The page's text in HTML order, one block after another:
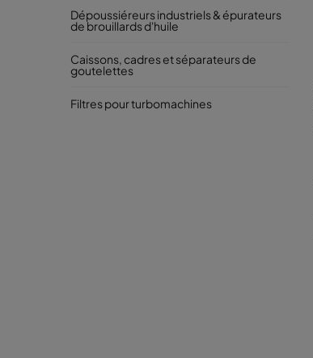
Dépoussiéreurs industriels & épurateurs
de brouillards d'huile
Caissons, cadres et séparateurs de
goutelettes
Filtres pour turbomachines